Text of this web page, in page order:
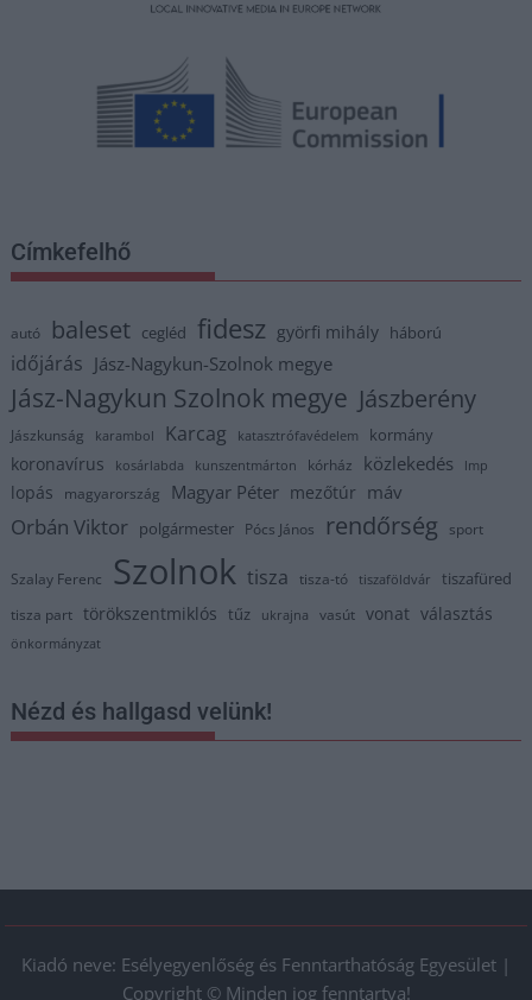
Címkefelhő
autó baleset cegléd fidesz györfi mihály háború
időjárás Jász-Nagykun-Szolnok megye
Jász-Nagykun Szolnok megye Jászberény
Jászkunság karambol Karcag katasztrófavédelem kormány
koronavírus kosárlabda kunszentmárton kórház közlekedés lmp
lopás magyarország Magyar Péter mezőtúr máv
Orbán Viktor polgármester Pócs János rendőrség sport
Szalay Ferenc Szolnok tisza tisza-tó tiszaföldvár tiszafüred
tisza part törökszentmiklós tűz ukrajna vasút vonat választás
önkormányzat
Nézd és hallgasd velünk!
Kiadó neve: Esélyegyenlőség és Fenntarthatóság Egyesület |
Copyright © Minden jog fenntartva!